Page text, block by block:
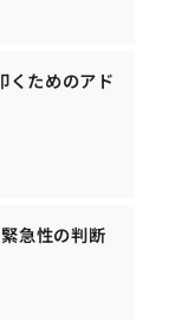
くためのアド
急性の判断